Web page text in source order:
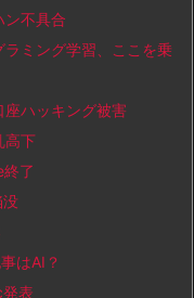
不具合
ミング学習、ここを乗
ハッキング被害
高下
了
はAI？
表